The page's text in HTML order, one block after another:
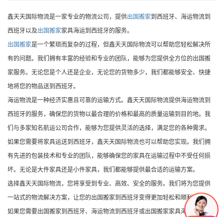
鑫天天国际物流是一家专业的物流公司，提供出国搬家到西班牙、海运物流到
西班牙以及出国搬家家具海运到西班牙的服务。
出国搬家是一个繁琐而复杂的过程，但鑫天天国际物流可以帮助您轻松解决所
有的问题。我们拥有丰富的经验和专业的团队，能够为您提供全方位的出国搬
家服务。无论您是个人还是企业，无论您的货物多少，我们都能够安全、快捷
地将您的物品送到西班牙。
海运物流是一种经济实惠且可靠的运输方式。鑫天天国际物流提供海运物流到
西班牙的服务，确保您的货物以最合理的价格和最高的质量运输到目的地。我
们与多家知名航运公司合作，能够为您提供灵活的选择，满足您的各种需求。
如果您需要将家具运送到西班牙，鑫天天国际物流也可以帮助您实现。我们拥
有先进的包装技术和专业的团队，能够确保您的家具在运输过程中不受任何损
坏。无论是大件家具还是小件家具，我们都能够提供最合适的运输方案。
选择鑫天天国际物流，您将享受到专业、高效、安全的服务。我们将为您提供
一站式的物流解决方案，让您的出国搬家到西班牙变得更加轻松和顺利。
如果您需要出国搬家到西班牙、海运物流到西班牙或出国搬家家具海运到西班